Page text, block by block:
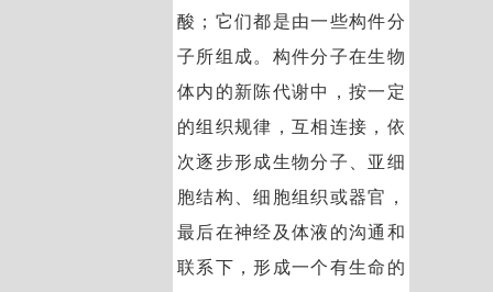
酸；它们都是由一些构件分
子所组成。构件分子在生物
体内的新陈代谢中，按一定
的组织规律，互相连接，依
次逐步形成生物分子、亚细
胞结构、细胞组织或器官，
最后在神经及体液的沟通和
联系下，形成一个有生命的